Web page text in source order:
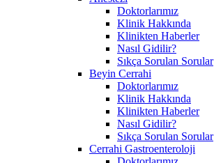
Doktorlarımız
Klinik Hakkında
Klinikten Haberler
Nasıl Gidilir?
Sıkça Sorulan Sorular
Beyin Cerrahi
Doktorlarımız
Klinik Hakkında
Klinikten Haberler
Nasıl Gidilir?
Sıkça Sorulan Sorular
Cerrahi Gastroenteroloji